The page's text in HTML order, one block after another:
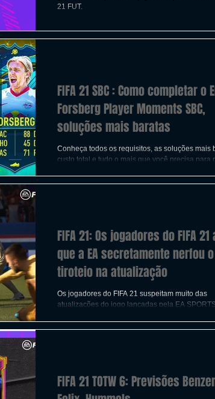
CONSTRUÇÃO
FILMES
21 FUT.
FIFA 21 SBC : Como completar o
Forsberg Player Moments SBC,
soluções mais baratas
Conheça todos os requisitos, as soluções mais
custo total e tudo o mais que você precisa para
FIFA 21: Os jogadores do FIFA 21
que a EA secretamente nerfou o
tiroteio na atualização
Os jogadores do FIFA 21 suspeitam muito das
atualizações do jogo lançadas pela EA SPORTS
FIFA 21 TOTW 6: Previsões